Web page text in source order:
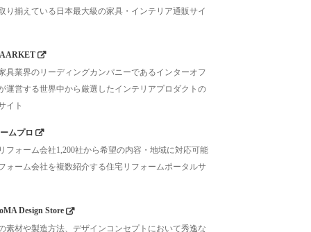
り揃えている日本最大級の家具・インテリア通販サイ
具業界のリーディングカンパニーであるインターオフ
運営する世界中から厳選したインテリアプロダクトの
イト
ムプロ
フォーム会社1,200社から希望の内容・地域に対応可能
ォーム会社を複数紹介する住宅リフォームポータルサ
Design Store
素材や製造方法、デザインコンセプトにおいて秀逸な